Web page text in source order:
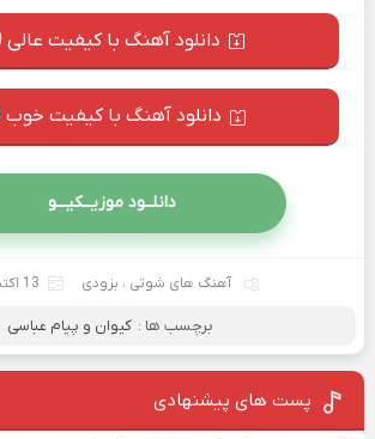
دانلود آهنگ با کیفیت عالی 320
دانلود آهنگ با کیفیت خوب 128
دانلــود موزیــکیـــو
آهنگ های شوتی ، بزودی 13 اکتبر 2023
برچسب ها : کیوان و پیام عباسی
پست های پیشنهادی